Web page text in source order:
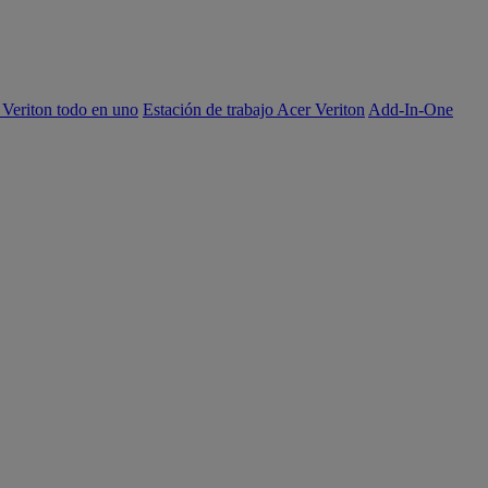
todo en uno Estación de trabajo Acer Veriton Add-In-One